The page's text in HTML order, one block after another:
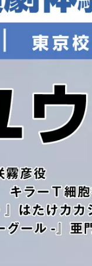
報
問い合わせ
わせ